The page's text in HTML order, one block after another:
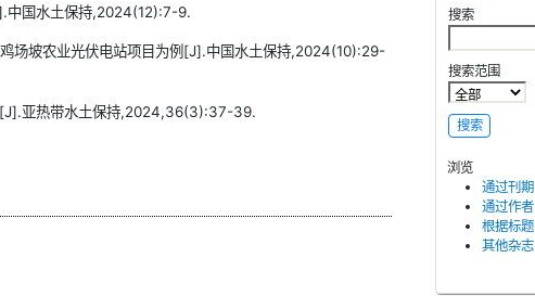
搜索
搜索范围
浏览
通过刊期
通过作者
根据标题
其他杂志
中国水土保持,2024(12):7-9.
场坡农业光伏电站项目为例[J].中国水土保持,2024(10):29-
[J].亚热带水土保持,2024,36(3):37-39.